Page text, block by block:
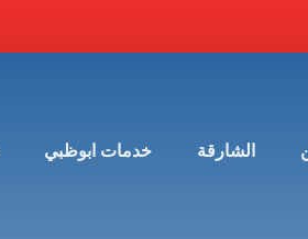
الشارقة خدمات ابوظبي